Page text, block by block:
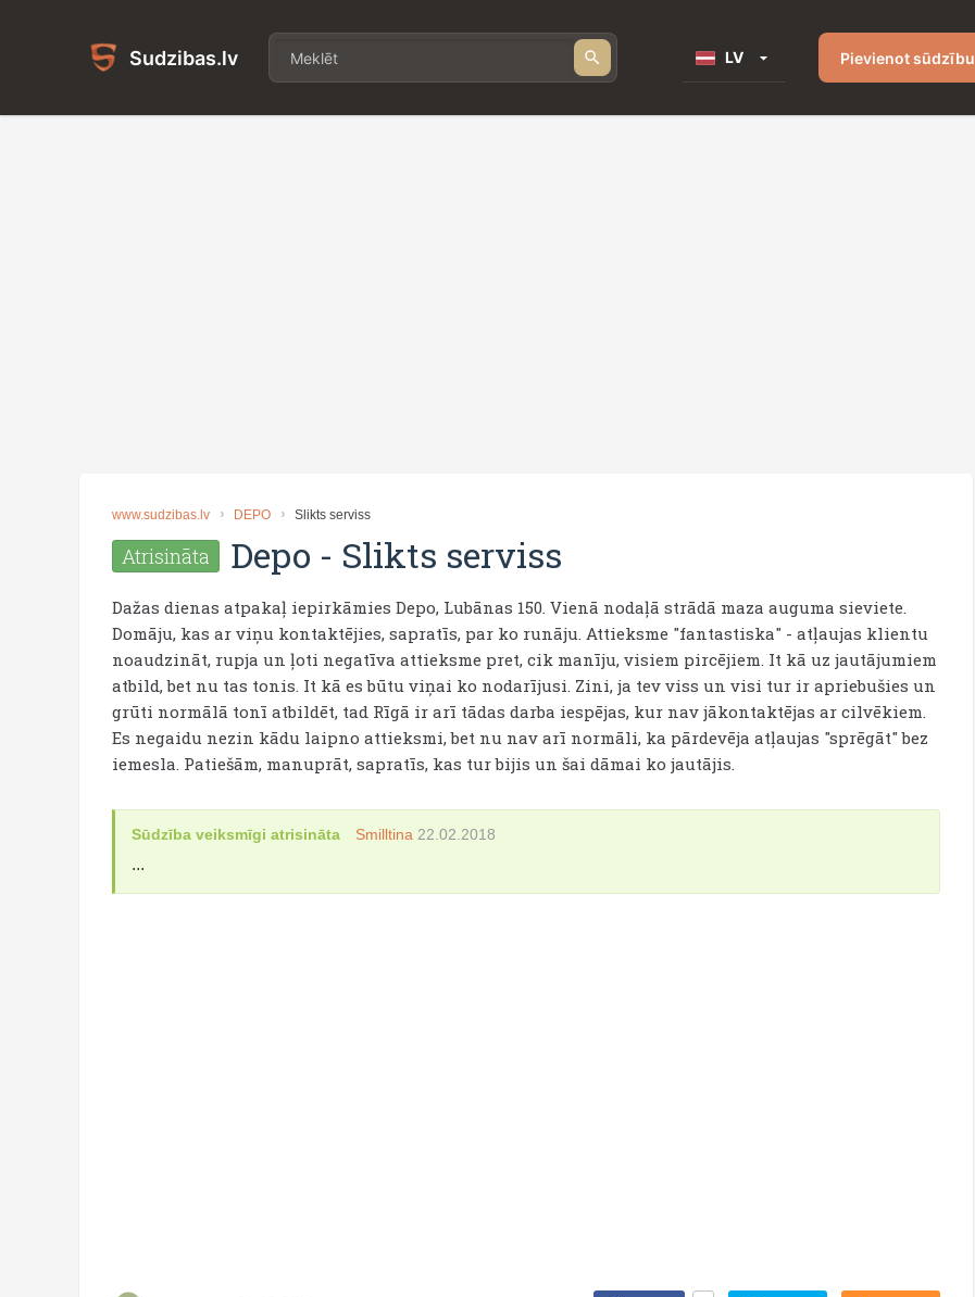
Sudzibas.lv LV Pievienot sūdzību
www.sudzibas.lv DEPO Slikts serviss
Atrisināta Depo - Slikts serviss
Dažas dienas atpakaļ iepirkāmies Depo, Lubānas 150. Vienā nodaļā strādā maza auguma sieviete.
Domāju, kas ar viņu kontaktējies, sapratīs, par ko runāju. Attieksme "fantastiska" - atļaujas klientu
noaudzināt, rupja un ļoti negatīva attieksme pret, cik manīju, visiem pircējiem. It kā uz jautājumiem
atbild, bet nu tas tonis. It kā es būtu viņai ko nodarījusi. Zini, ja tev viss un visi tur ir apriebušies un
grūti normālā tonī atbildēt, tad Rīgā ir arī tādas darba iespējas, kur nav jākontaktējas ar cilvēkiem.
Es negaidu nezin kādu laipno attieksmi, bet nu nav arī normāli, ka pārdevēja atļaujas "sprēgāt" bez
iemesla. Patiešām, manuprāt, sapratīs, kas tur bijis un šai dāmai ko jautājis.
Sūdzība veiksmīgi atrisināta Smilltina 22.02.2018
...